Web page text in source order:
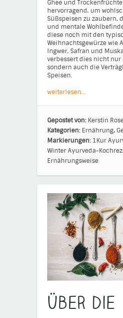
Ghee und
hervorragend, um
Süßspeisen zu zaubern,
und mentale
diese noch mit den
Weihnachtsgewürze wie
Ingwer, Safran und
verbessert dies nicht nur
sondern auch die
Speisen.
weiterlesen…
Gepostet von: Kerstin
Kategorien: Ernährung,
Markierungen: 1Kur
WinterAyurveda-
Ernährungsweise
Über die